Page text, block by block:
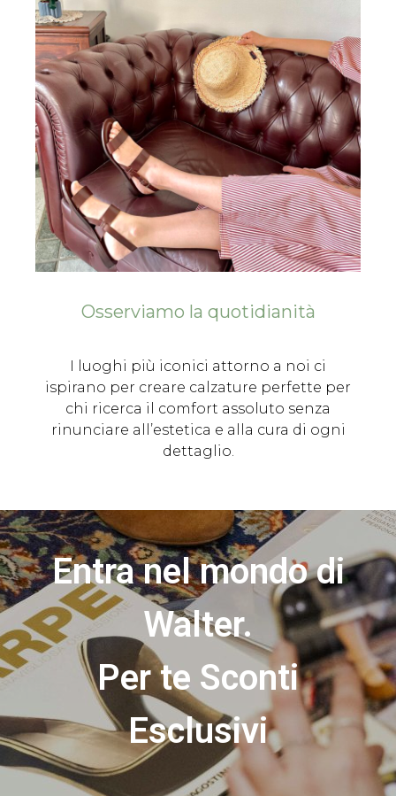
Osserviamo la quotidianità
I luoghi più iconici attorno a noi ci
ispirano per creare calzature perfette per
chi ricerca il comfort assoluto senza
rinunciare all’estetica e alla cura di ogni
dettaglio.
Entra nel mondo di
Walter.
Per te Sconti
Esclusivi